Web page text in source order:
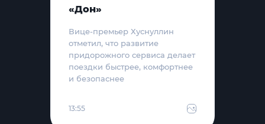
«Дон»
Вице-премьер Хуснуллин
отметил, что развитие
придорожного сервиса делает
поездки быстрее, комфортнее
и безопаснее
13:55